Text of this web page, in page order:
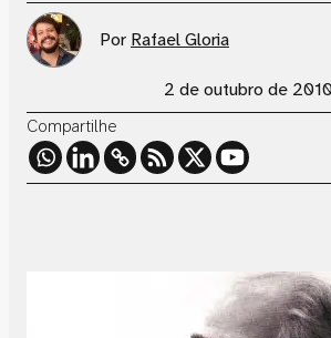
Por Rafael Gloria
2 de outubro de
Compartilhe